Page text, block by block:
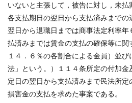
いないと主張して，被告に対し，未
各支払期日の翌日から支払済みまで
翌日から退職日までは商事法定利率
払済みまでは賃金の支払の確保等に
１４．６％の各割合による金員）並
法」という。）１１４条所定の付加
定日の翌日から支払済みまで民法所
損害金の支払を求めた事案である。